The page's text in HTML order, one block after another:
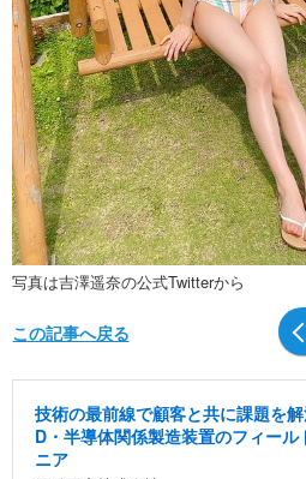
写真は吉澤遥奈の公式Twitterから
この記事へ戻る
技術の最前線で顧客と共に課題を
D・半導体関係製造装置のフィー
ニア